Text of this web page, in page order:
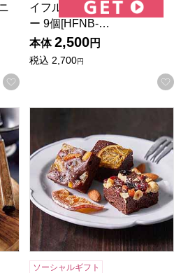
お気に入りに登録する
イフルーツの贅沢ブラウニ
ー 9個[HFNB-…
本体 2,500円
税込 2,700円
イフルーツの贅沢ブラウニー 6
ソーシャルギフト